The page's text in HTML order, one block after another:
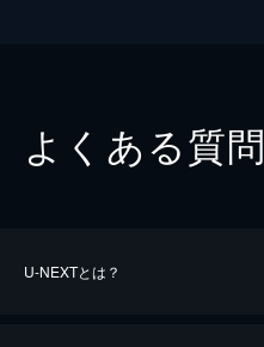
よくある質問
U-NEXTとは？